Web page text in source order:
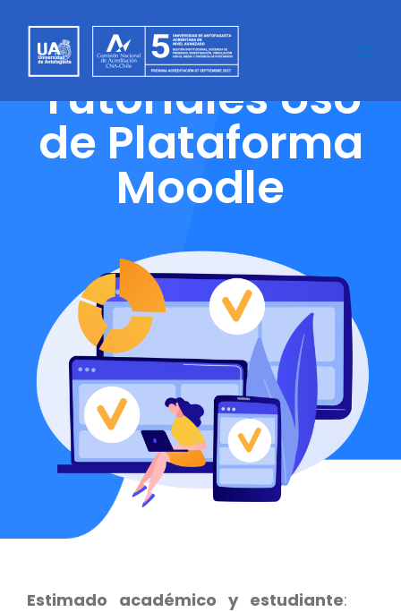
Tutoriales Uso
de Plataforma
Moodle
Estimado académico y estudiante: